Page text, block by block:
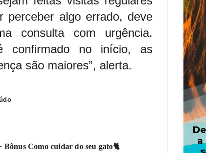
perceber algo errado, deve
consulta com urgência.
confirmado no início, as
são maiores”, alerta.
Como cuidar do seu gato🐈